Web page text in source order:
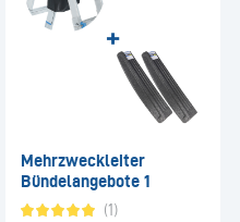
Mehrzweckleiter
Bündelangebote 1
(1)